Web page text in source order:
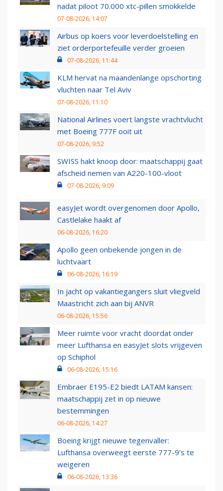
nadat piloot 70.000 xtc-pillen smokkelde
07-08-2026, 14:07
Airbus op koers voor leverdoelstelling en
ziet orderportefeuille verder groeien
07-08-2026, 11:44
KLM hervat na maandenlange opschorting
vluchten naar Tel Aviv
07-08-2026, 11:10
National Airlines voert langste vrachtvlucht
met Boeing 777F ooit uit
07-08-2026, 9:52
SWISS hakt knoop door: maatschappij gaat
afscheid nemen van A220-100-vloot
07-08-2026, 9:09
easyJet wordt overgenomen door Apollo,
Castlelake haakt af
06-08-2026, 16:20
Apollo geen onbekende jongen in de
luchtvaart
06-08-2026, 16:19
In jacht op vakantiegangers sluit vliegveld
Maastricht zich aan bij ANVR
06-08-2026, 15:56
Meer ruimte voor vracht doordat onder
meer Lufthansa en easyJet slots vrijgeven
op Schiphol
06-08-2026, 15:16
Embraer E195-E2 biedt LATAM kansen:
maatschappij zet in op nieuwe
bestemmingen
06-08-2026, 14:27
Boeing krijgt nieuwe tegenvaller:
Lufthansa overweegt eerste 777-9’s te
weigeren
06-08-2026, 13:36